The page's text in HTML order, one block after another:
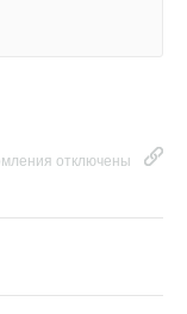
отключены